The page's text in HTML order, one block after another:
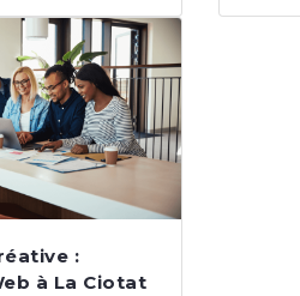
:
à La Ciotat